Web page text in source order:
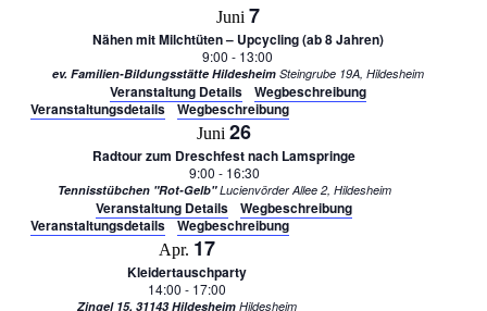
Juni 7
Nähen mit Milchtüten – Upcycling (ab 8 Jahren)
9:00 - 13:00
ev. Familien-Bildungsstätte Hildesheim Steingrube 19A, Hildesheim
Veranstaltung Details
Wegbeschreibung
Veranstaltungsdetails
Wegbeschreibung
Juni 26
Radtour zum Dreschfest nach Lamspringe
9:00 - 16:30
Tennisstübchen "Rot-Gelb" Lucienvörder Allee 2, Hildesheim
Veranstaltung Details
Wegbeschreibung
Veranstaltungsdetails
Wegbeschreibung
Apr. 17
Kleidertauschparty
14:00 - 17:00
Zingel 15, 31143 Hildesheim Hildesheim